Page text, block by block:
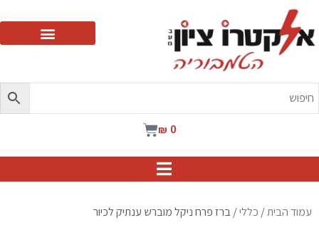
₪ 0
עגלת
עמוד הבית/ כללי/ ברז פרח ניקל מוברש ענתיק לכיור